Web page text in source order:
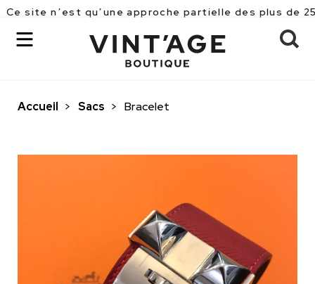
qu’une approche partielle des plus de 2500
Accueil > Sacs > Bracelet